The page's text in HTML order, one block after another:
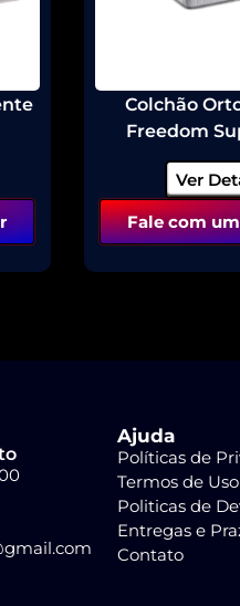
Colchão
Freedom
Ver
Fale com
Ajuda
Políticas de
Termos de Uso
Politicas de
Entregas e
Contato